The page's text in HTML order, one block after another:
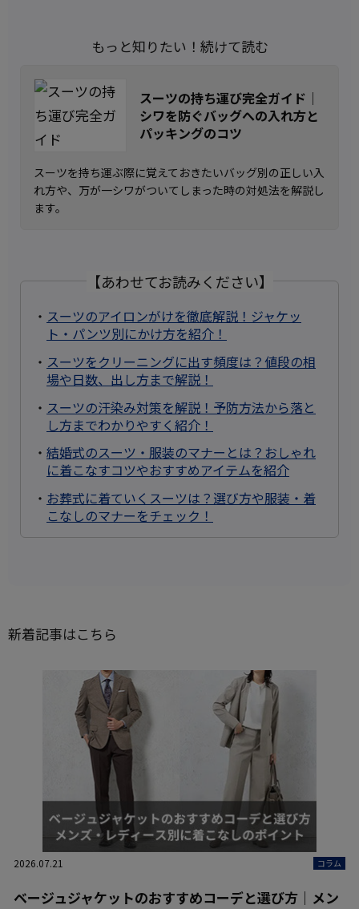
もっと知りたい！続けて読む
スーツの持ち運び完全ガイド｜
シワを防ぐバッグへの入れ方と
パッキングのコツ
スーツを持ち運ぶ際に覚えておきたいバッグ別の正しい入
れ方や、万が一シワがついてしまった時の対処法を解説し
ます。
【あわせてお読みください】
・ スーツのアイロンがけを徹底解説！ジャケッ
ト・パンツ別にかけ方を紹介！
・ スーツをクリーニングに出す頻度は？値段の相
場や日数、出し方まで解説！
・ スーツの汗染み対策を解説！予防方法から落と
し方までわかりやすく紹介！
・ 結婚式のスーツ・服装のマナーとは？おしゃれ
に着こなすコツやおすすめアイテムを紹介
・ お葬式に着ていくスーツは？選び方や服装・着
こなしのマナーをチェック！
新着記事はこちら
2026.07.21 コラム
ベージュジャケットのおすすめコーデと選び方｜メン